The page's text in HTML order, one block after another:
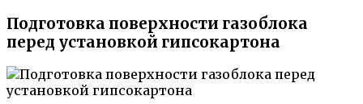
Подготовка поверхности газоблока
перед установкой гипсокартона